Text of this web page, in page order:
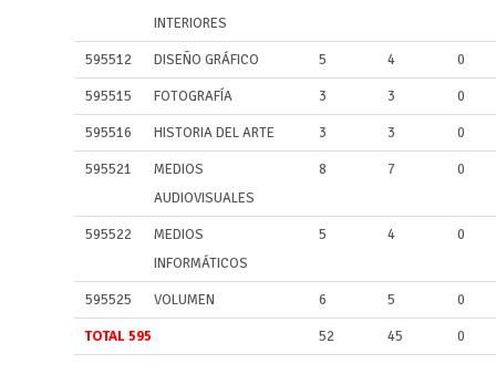
INTERIORES
595512 DISEÑO GRÁFICO 5 4 0
595515 FOTOGRAFÍA 3 3 0
595516 HISTORIA DEL ARTE 3 3 0
595521
MEDIOS
AUDIOVISUALES
8 7 0
595522
MEDIOS
INFORMÁTICOS
5 4 0
595525 VOLUMEN 6 5 0
TOTAL 595 52 45 0